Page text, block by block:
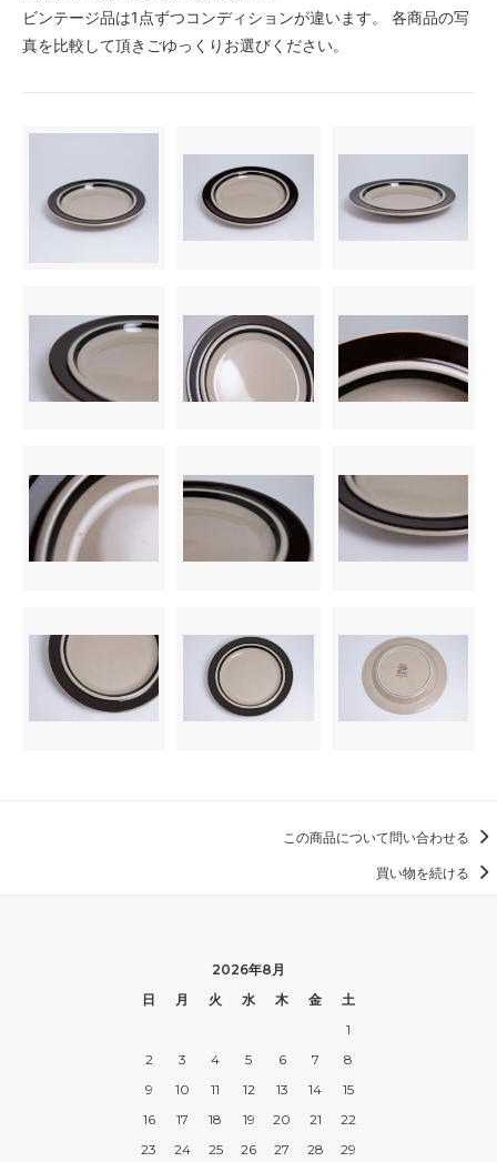
ビンテージ品は1点ずつコンディションが違います。 各商品の写
真を比較して頂きごゆっくりお選びください。
この商品について問い合わせる
買い物を続ける
2026年8月
日
月 火 水 木 金
土
1
2
3 4 5 6 7
8
9
10 11 12 13 14
15
16
17 18 19 20 21
22
23
24 25 26 27 28
29